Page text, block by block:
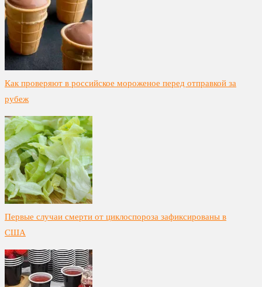
Как проверяют в российское мороженое перед отправкой за
рубеж
Первые случаи смерти от циклоспороза зафиксированы в
США